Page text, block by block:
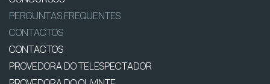
PERGUNTAS FREQUENTES
CONTACTOS
CONTACTOS
PROVEDORA DO TELESPECTADOR